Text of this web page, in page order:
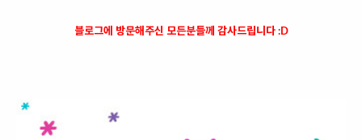
블로그에 방문해주신 모든분들께 감사드립니다 :D